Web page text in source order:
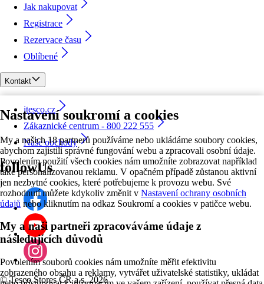
Nastavení soukromí a cookies
My a našich 18 partnerů používáme nebo ukládáme soubory cookies,
abychom zajistili správné fungování webu a zpracovali osobní údaje.
Povolením použití všech cookies nám umožníte zobrazovat například
také personalizovanou reklamu. V opačném případě zůstanou aktivní
jen nezbytné cookies, které potřebujeme k provozu webu. Své
rozhodnutí můžete kdykoliv změnit v Nastavení ochrany osobních
údajů nebo kliknutím na odkaz Soukromí a cookies v patičce webu.
My a naši partneři zpracováváme údaje z
následujících důvodů
Povolením souborů cookies nám umožníte měřit efektivitu
zobrazeného obsahu a reklamy, vytvářet uživatelské statistiky, ukládat
Jak nakupovat
Registrace
Rezervace času
Oblíbené
Kontakt
itesco.cz
Zákaznické centrum - 800 222 555
Naše obchody
followUs
©Tesco Stores ČR a.s. 2026